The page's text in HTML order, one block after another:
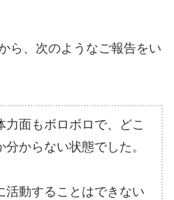
ら、次のようなご報告をい
力面もボロボロで、どこ
からない状態でした。
活動することはできない